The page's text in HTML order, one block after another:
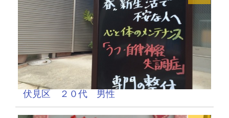
伏見区 ２０代 男性